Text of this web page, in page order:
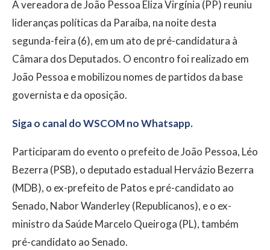
A vereadora de João Pessoa Eliza Virgínia (PP) reuniu
lideranças políticas da Paraíba, na noite desta
segunda-feira (6), em um ato de pré-candidatura à
Câmara dos Deputados. O encontro foi realizado em
João Pessoa e mobilizou nomes de partidos da base
governista e da oposição.
Siga o canal do WSCOM no Whatsapp.
Participaram do evento o prefeito de João Pessoa, Léo
Bezerra (PSB), o deputado estadual Hervázio Bezerra
(MDB), o ex-prefeito de Patos e pré-candidato ao
Senado, Nabor Wanderley (Republicanos), e o ex-
ministro da Saúde Marcelo Queiroga (PL), também
pré-candidato ao Senado.